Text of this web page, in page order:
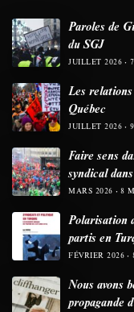
Paroles de
du SGJ
JUILLET 2026
Les
Québec
JUILLET 2026
Faire sens
syndical
MARS 2026 8
Polarisation
partis en
FÉVRIER 2026
Nous avons
propagande